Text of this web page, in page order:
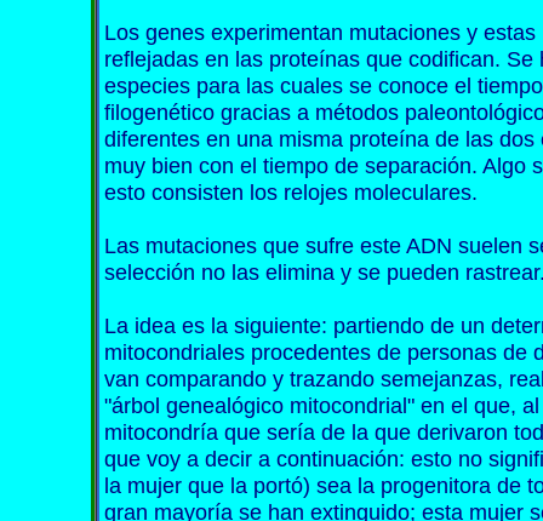
Los genes experimentan mutaciones y
reflejadas en las proteínas que codifican.
especies para las cuales se conoce el
filogenético gracias a métodos
diferentes en una misma proteína de las
muy bien con el tiempo de separación. Algo
esto consisten los relojes moleculares.
Las mutaciones que sufre este ADN suelen
selección no las elimina y se pueden
La idea es la siguiente: partiendo de un
mitocondriales procedentes de personas de
van comparando y trazando semejanzas,
"árbol genealógico mitocondrial" en el que,
mitocondría que sería de la que derivaron
que voy a decir a continuación: esto no
la mujer que la portó) sea la progenitora de
gran mayoría se han extinguido; esta mujer